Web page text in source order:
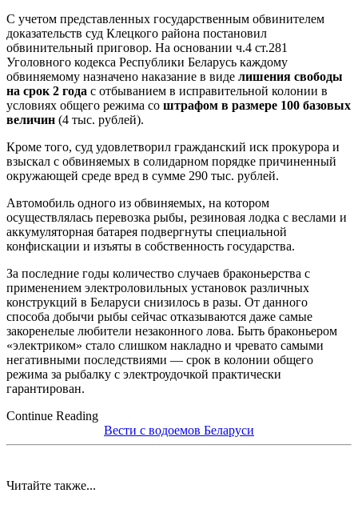
С учетом представленных государственным обвинителем
доказательств суд Клецкого района постановил
обвинительный приговор. На основании ч.4 ст.281
Уголовного кодекса Республики Беларусь каждому
обвиняемому назначено наказание в виде лишения свободы
на срок 2 года с отбыванием в исправительной колонии в
условиях общего режима со штрафом в размере 100 базовых
величин (4 тыс. рублей).
Кроме того, суд удовлетворил гражданский иск прокурора и
взыскал с обвиняемых в солидарном порядке причиненный
окружающей среде вред в сумме 290 тыс. рублей.
Автомобиль одного из обвиняемых, на котором
осуществлялась перевозка рыбы, резиновая лодка с веслами и
аккумуляторная батарея подвергнуты специальной
конфискации и изъяты в собственность государства.
За последние годы количество случаев браконьерства с
применением электроловильных установок различных
конструкций в Беларуси снизилось в разы. От данного
способа добычи рыбы сейчас отказываются даже самые
закоренелые любители незаконного лова. Быть браконьером
«электриком» стало слишком накладно и чревато самыми
негативными последствиями — срок в колонии общего
режима за рыбалку с электроудочкой практически
гарантирован.
Continue Reading
Вести с водоемов Беларуси
Читайте также...